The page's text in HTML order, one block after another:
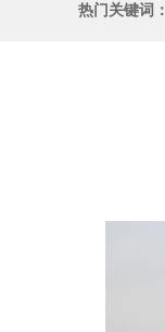
热门关键词：